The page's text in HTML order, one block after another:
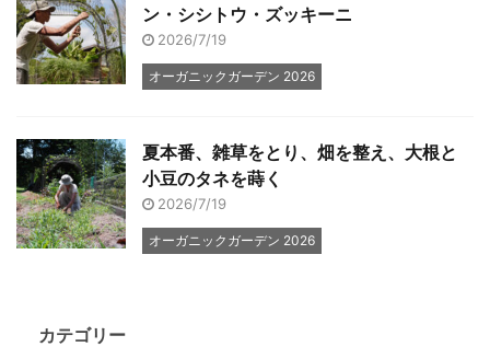
ン・シシトウ・ズッキーニ
2026/7/19
オーガニックガーデン 2026
夏本番、雑草をとり、畑を整え、大根と
小豆のタネを蒔く
2026/7/19
オーガニックガーデン 2026
カテゴリー